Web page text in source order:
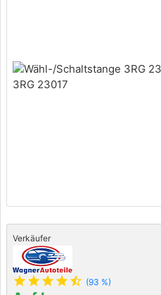
Verkäufer
star star star star star_half (93 %)